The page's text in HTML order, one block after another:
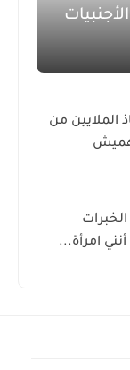
الملايين من
امرأة...